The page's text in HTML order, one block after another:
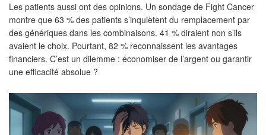
Les patients aussi ont des opinions. Un sondage de Fight Cancer
montre que 63 % des patients s’inquiètent du remplacement par
des génériques dans les combinaisons. 41 % diraient non s’ils
avaient le choix. Pourtant, 82 % reconnaissent les avantages
financiers. C’est un dilemme : économiser de l’argent ou garantir
une efficacité absolue ?